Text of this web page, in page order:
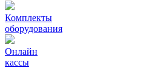
Комплекты
оборудования
Онлайн
кассы